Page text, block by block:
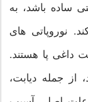
ساده باشد، به
نوروپاتی های
داغی پا هستند.
از جمله دیابت،